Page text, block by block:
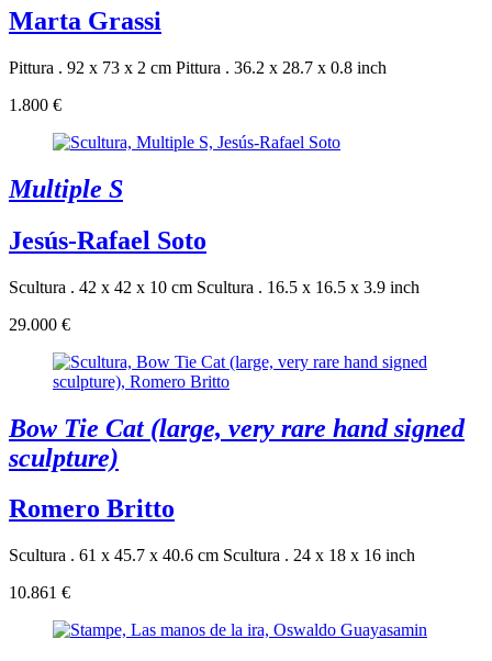
Marta Grassi
Pittura . 92 x 73 x 2 cm Pittura . 36.2 x 28.7 x 0.8 inch
1.800 €
Multiple S
Jesús-Rafael Soto
Scultura . 42 x 42 x 10 cm Scultura . 16.5 x 16.5 x 3.9 inch
29.000 €
Bow Tie Cat (large, very rare hand signed
sculpture)
Romero Britto
Scultura . 61 x 45.7 x 40.6 cm Scultura . 24 x 18 x 16 inch
10.861 €